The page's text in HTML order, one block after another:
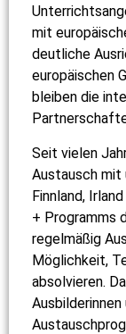
mit
deutliche
europäischen
bleiben die
Seit vielen
Austausch mit
Finnland,
+ Programms
regelmäßig
Möglichkeit,
absolvieren.
Ausbilderinnen